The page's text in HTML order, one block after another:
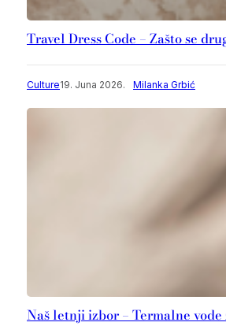
Travel Dress Code – Zašto se
Culture19. Juna 2026. Milanka Grbić
Naš letnji izbor – Termalne vode